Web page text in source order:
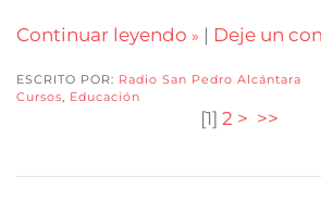
Continuar leyendo | Deje un
ESCRITO POR: Radio San Pedro Alcántara
Cursos
Educación
[1] 2 > >>